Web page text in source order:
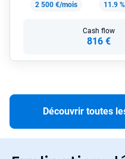
2 500 €/mois
11.9 %
Cash flow
816 €
Découvrir toutes